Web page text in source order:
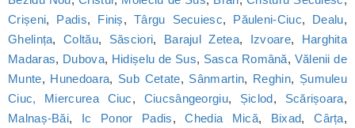
Crișeni, Padis, Finiș,Târgu Secuiesc, Păuleni-Ciuc, Dealu,
Ghelința,Coltău, Săsciori, Barajul Zetea, Izvoare, Harghita
Madaras, Dubova, Hidișelu de Sus, Sasca Română, Vălenii de
Munte, Hunedoara, Sub Cetate, Sânmartin, Reghin, Șumuleu
Ciuc, Miercurea Ciuc, Ciucsângeorgiu, Șiclod, Scărișoara,
Malnaș-Băi, Ic Ponor Padis,Chedia Mică, Bixad,Cârța,